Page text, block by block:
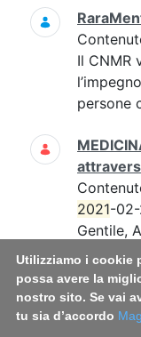
Il CNMR
persone
2021-
Gentile,
120D21-
Utilizziamo i cookie
possa avere la
nostro sito. Se vai
tu sia d’accordo